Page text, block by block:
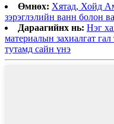
Өмнөх: Хятад, Хойд
зэрэглэлийн ванн болон
Дараагийнх нь: Нэг
материалын захиалгат
тутамд сайн үнэ